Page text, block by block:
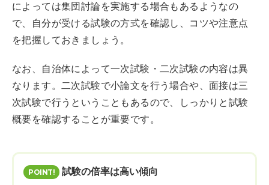
によっては集団討論を実施する場合もあるようなの
で、自分が受ける試験の方式を確認し、コツや注意点
を把握しておきましょう。
なお、自治体によって一次試験・二次試験の内容は異
なります。二次試験で小論文を行う場合や、面接は三
次試験で行うということもあるので、しっかりと試験
概要を確認することが重要です。
試験の倍率は高い傾向